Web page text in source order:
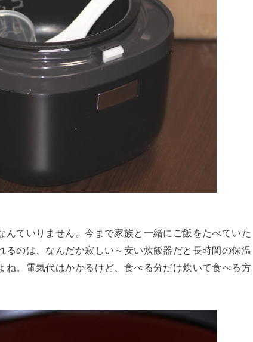
ていりません。今まで家族と一緒にご飯をたべていた
のは、なんだか寂しい～安い炊飯器だと長時間の保温
ね。電気代はかかるけど、食べる分だけ炊いて食べる方